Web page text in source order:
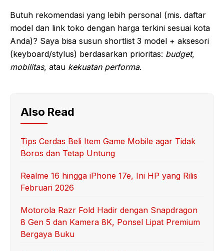
Butuh rekomendasi yang lebih personal (mis. daftar
model dan link toko dengan harga terkini sesuai kota
Anda)? Saya bisa susun shortlist 3 model + aksesori
(keyboard/stylus) berdasarkan prioritas: budget,
mobilitas, atau kekuatan performa.
Also Read
Tips Cerdas Beli Item Game Mobile agar Tidak
Boros dan Tetap Untung
Realme 16 hingga iPhone 17e, Ini HP yang Rilis
Februari 2026
Motorola Razr Fold Hadir dengan Snapdragon
8 Gen 5 dan Kamera 8K, Ponsel Lipat Premium
Bergaya Buku